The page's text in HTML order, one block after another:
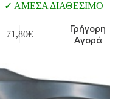
ΑΜΕΣΑ ΔΙΑΘΕΣΙΜΟ
71,80€
Γρήγορη
Αγορά